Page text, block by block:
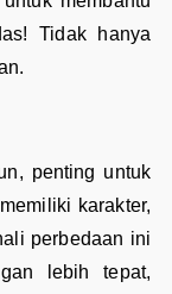
Tidak hanya
penting untuk
karakter,
perbedaan ini
lebih tepat,